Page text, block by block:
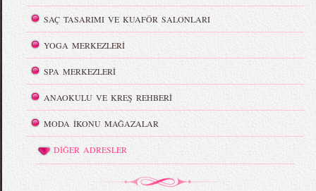
SAÇ TASARIMI VE KUAFÖR SALONLARI
YOGA MERKEZLERİ
SPA MERKEZLERİ
ANAOKULU VE KREŞ REHBERİ
MODA İKONU MAĞAZALAR
DİĞER ADRESLER